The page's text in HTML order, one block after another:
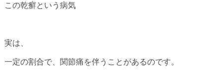
この乾癬という病気
実は、
一定の割合で、関節痛を伴うことがあるのです。